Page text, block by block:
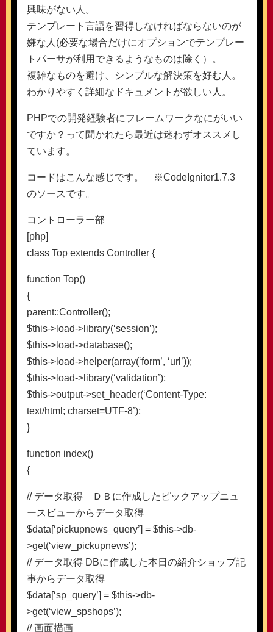
興味がない人。
テンプレート言語を習得しなければならないのが
嫌な人(必要な場合だけにオプションでテンプレー
トパーサが利用できるようなものは除く）。
複雑なものを避け、シンプルな解決策を好む人。
わかりやすく詳細なドキュメントが欲しい人。
PHPでの開発経験者にフレームワークなにがいい
ですか？って聞かれたら最近は迷わずオススメし
ています。
コードはこんな感じです。 ※CodeIgniter1.7.3
のソースです。
コントローラー部
[php]
class Top extends Controller {
function Top()
{
parent::Controller();
$this->load->library(‘session’);
$this->load->database();
$this->load->helper(array(‘form’, ‘url’));
$this->load->library(‘validation’);
$this->output->set_header(‘Content-Type:
text/html; charset=UTF-8’);
}
function index()
{
// データ取得 ＤＢに作成したピックアップニュ
ースビューからデータ取得
$data[‘pickupnews_query’] = $this->db-
>get(‘view_pickupnews’);
// データ取得 DBに作成した本日の紹介ショップ記
事からデータ取得
$data[‘sp_query’] = $this->db-
>get(‘view_spshops’);
// 画面描画